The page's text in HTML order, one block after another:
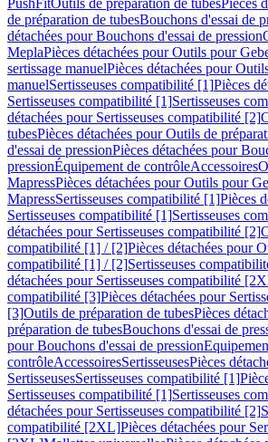
PushFitOutils de préparation de tubesPièces
de préparation de tubesBouchons d'essai de
détachées pour Bouchons d'essai de pression
MeplaPièces détachées pour Outils pour
sertissage manuelPièces détachées pour
manuelSertisseuses compatibilité [1]Pièces
Sertisseuses compatibilité [1]Sertisseuses
détachées pour Sertisseuses compatibilité [2]
tubesPièces détachées pour Outils de
d'essai de pressionPièces détachées pour
pressionÉquipement de contrôleAccessoires
MapressPièces détachées pour Outils pour
MapressSertisseuses compatibilité [1]Pièces
Sertisseuses compatibilité [1]Sertisseuses
détachées pour Sertisseuses compatibilité [2]
compatibilité [1] / [2]Pièces détachées pour
compatibilité [1] / [2]Sertisseuses
détachées pour Sertisseuses compatibilité
compatibilité [3]Pièces détachées pour
[3]Outils de préparation de tubesPièces
préparation de tubesBouchons d'essai de
pour Bouchons d'essai de pression
contrôleAccessoiresSertisseusesPièces
SertisseusesSertisseuses compatibilité [1]
Sertisseuses compatibilité [1]Sertisseuses
détachées pour Sertisseuses compatibilité [2]
compatibilité [2XL]Pièces détachées pour